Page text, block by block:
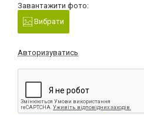
Завантажити фото:
Вибрати
Авторизуватись